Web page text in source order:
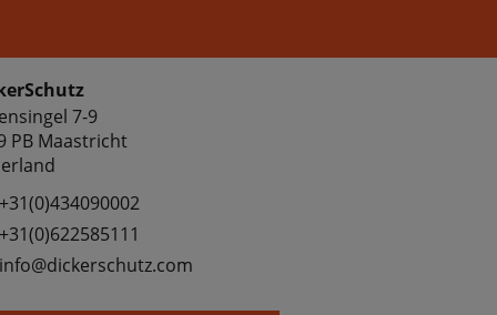
7-9
PB Maastricht
+31(0)434090002
+31(0)622585111
info@dickerschutz.com